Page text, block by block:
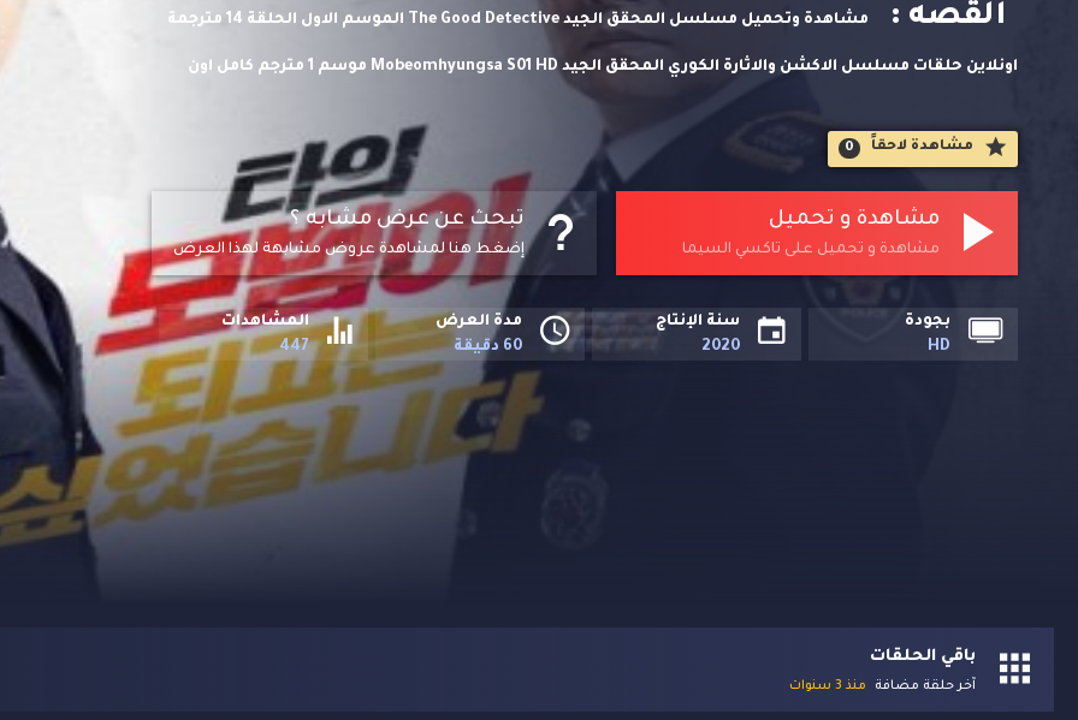
القصه : مشاهدة وتحميل مسلسل المحقق الجيد The Good Detective الموسم الاول الحلقة 14 مترجمة
اونلاين حلقات مسلسل الاكشن والاثارة الكوري المحقق الجيد Mobeomhyungsa S01 HD موسم 1 مترجم كامل اون
مشاهدة لاحقاََ 0
تبحث عن عرض مشابه ؟
إضغط هنا لمشاهدة عروض مشابهة لهذا العرض
مشاهدة و تحميل
مشاهدة و تحميل على تاكسي السيما
بجودة
HD
سنة الإنتاج
2020
مدة العرض
60 دقيقة
المشاهدات
447
باقي الحلقات
آخر حلقة مضافة منذ 3 سنوات